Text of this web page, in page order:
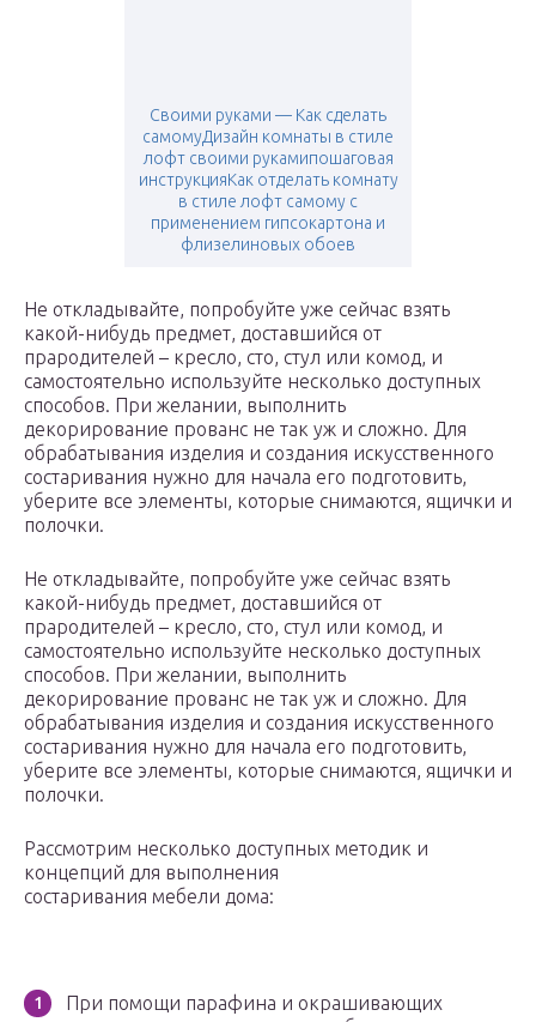
Своими руками — Как сделать
самомуДизайн комнаты в стиле
лофт своими рукамипошаговая
инструкцияКак отделать комнату
в стиле лофт самому с
применением гипсокартона и
флизелиновых обоев
Не откладывайте, попробуйте уже сейчас взять
какой-нибудь предмет, доставшийся от
прародителей – кресло, сто, стул или комод, и
самостоятельно используйте несколько доступных
способов. При желании, выполнить
декорирование прованс не так уж и сложно. Для
обрабатывания изделия и создания искусственного
состаривания нужно для начала его подготовить,
уберите все элементы, которые снимаются, ящички и
полочки.
Не откладывайте, попробуйте уже сейчас взять
какой-нибудь предмет, доставшийся от
прародителей – кресло, сто, стул или комод, и
самостоятельно используйте несколько доступных
способов. При желании, выполнить
декорирование прованс не так уж и сложно. Для
обрабатывания изделия и создания искусственного
состаривания нужно для начала его подготовить,
уберите все элементы, которые снимаются, ящички и
полочки.
Рассмотрим несколько доступных методик и
концепций для выполнения
состаривания мебели дома:
При помощи парафина и окрашивающих